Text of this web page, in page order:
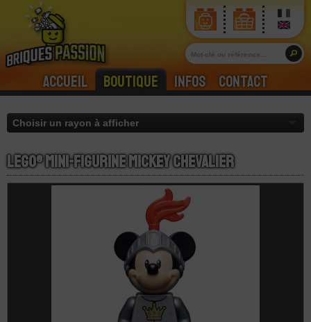
Accueil Boutique Infos Contact
LEGO® Mini-Figurine Mickey Chevalier